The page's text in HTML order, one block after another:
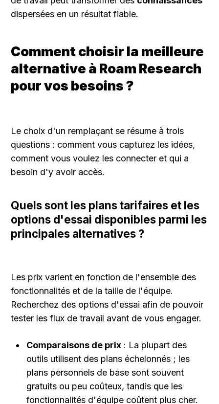
dispersées en un résultat fiable.
Comment choisir la meilleure
alternative à Roam Research
pour vos besoins ?
Le choix d'un remplaçant se résume à trois
questions : comment vous capturez les idées,
comment vous voulez les connecter et qui a
besoin d'y avoir accès.
Quels sont les plans tarifaires et les
options d'essai disponibles parmi les
principales alternatives ?
Les prix varient en fonction de l'ensemble des
fonctionnalités et de la taille de l'équipe.
Recherchez des options d'essai afin de pouvoir
tester les flux de travail avant de vous engager.
Comparaisons de prix : La plupart des
outils utilisent des plans échelonnés ; les
plans personnels de base sont souvent
gratuits ou peu coûteux, tandis que les
fonctionnalités d'équipe coûtent plus cher.